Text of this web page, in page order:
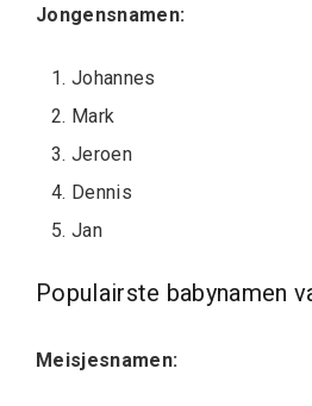
Jongensnamen:
Johannes
Mark
Jeroen
Dennis
Jan
Populairste babynamen
Meisjesnamen: